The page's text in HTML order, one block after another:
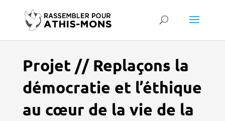
Projet // Replaçons la
démocratie et l’éthique
au cœur de la vie de la